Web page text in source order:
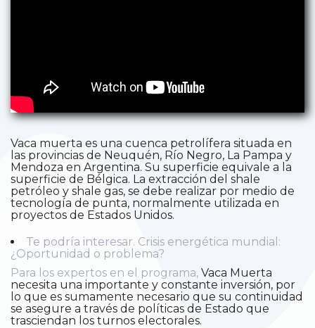
Vaca muerta es una cuenca petrolífera situada en
las provincias de Neuquén, Río Negro, La Pampa y
Mendoza en Argentina. Su superficie equivale a la
superficie de Bélgica. La extracción del shale
petróleo y shale gas, se debe realizar por medio de
tecnología de punta, normalmente utilizada en
proyectos de Estados Unidos.
Te podría interesar. Crisis energética mundial:
¿Oportunidad o problema?
Para los expertos en el programa, Vaca Muerta
necesita una importante y constante inversión, por
lo que es sumamente necesario que su continuidad
se asegure a través de políticas de Estado que
trasciendan los turnos electorales.